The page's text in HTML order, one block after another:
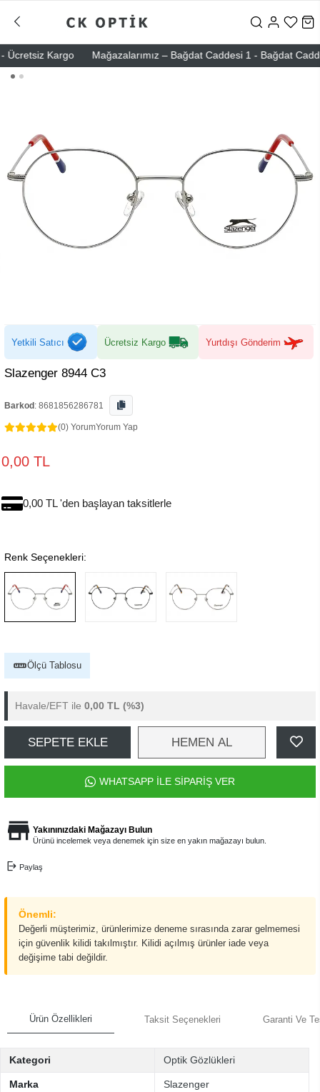
Kargo Mağazalarımız – Bağdat Caddesi 1 - Bağdat
Yetkili Satıcı Ücretsiz Kargo Yurtdışı Gönderim
Slazenger 8944 C3
Barkod : 8681856286781
(0) YorumYorum Yap
0,00 TL
0,00 TL 'den başlayan taksitlerle
Renk Seçenekleri:
Ölçü Tablosu
Havale/EFT ile 0,00 TL (%3)
SEPETE EKLE HEMEN AL
WHATSAPP İLE SİPARİŞ VER
Yakınınızdaki Mağazayı Bulun
Ürünü incelemek veya denemek için size en yakın mağazayı bulun.
Paylaş
Önemli:
Değerli müşterimiz, ürünlerimize deneme sırasında zarar gelmemesi
için güvenlik kilidi takılmıştır. Kilidi açılmış ürünler iade veya
değişime tabi değildir.
Ürün Özellikleri Taksit Seçenekleri Garanti Ve
Kategori Optik Gözlükleri
Marka Slazenger